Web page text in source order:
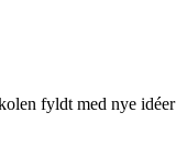
fyldt med nye idéer